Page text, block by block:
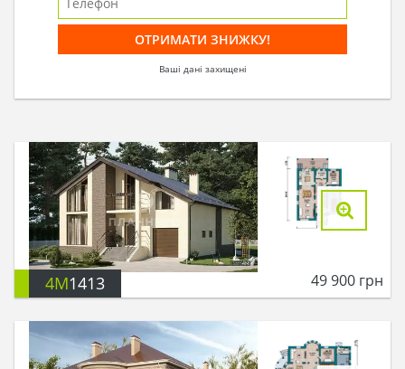
Ваші дані захищені
4M1413 49 900 грн